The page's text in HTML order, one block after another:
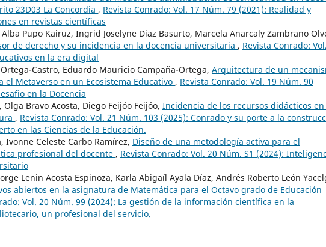
23D03 La Concordia , Revista Conrado: Vol. 17 Núm. 79 (2021): Realidad y
en revistas científicas
Pupo Kairuz, Ingrid Joselyne Diaz Basurto, Marcela Anarcaly Zambrano
de derecho y su incidencia en la docencia universitaria , Revista Conrado:
en la era digital
Castro, Eduardo Mauricio Campaña-Ortega, Arquitectura de un
Metaverso en un Ecosistema Educativo , Revista Conrado: Vol. 19 Núm. 90
en la Docencia
Olga Bravo Acosta, Diego Feijóo Feijóo, Incidencia de los recursos didácticos en
, Revista Conrado: Vol. 21 Núm. 103 (2025): Conrado y su porte a la
en las Ciencias de la Educación.
Ivonne Celeste Carbo Ramírez, Diseño de una metodología activa para el
profesional del docente , Revista Conrado: Vol. 20 Núm. S1 (2024):
Lenin Acosta Espinoza, Karla Abigaíl Ayala Díaz, Andrés Roberto León
abiertos en la asignatura de Matemática para el Octavo grado de Educación
Vol. 20 Núm. 99 (2024): La gestión de la información científica en la
un profesional del servicio.